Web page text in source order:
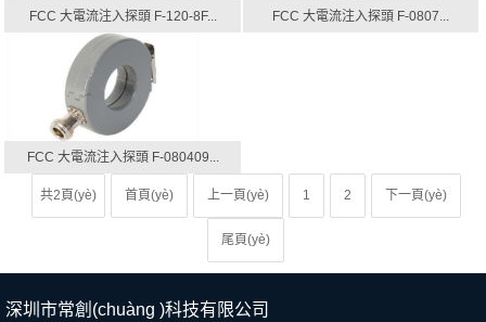
FCC 大電流注入探頭 F-120-8F... FCC 大電流注入探頭 F-0807...
FCC 大電流注入探頭 F-080409...
共2頁(yè) 首頁(yè) 上一頁(yè) 1 2 下一頁(yè)
尾頁(yè)
深圳市常創(chuàng )科技有限公司